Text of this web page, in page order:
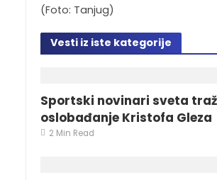
(Foto: Tanjug)
Vesti iz iste kategorije
Sportski novinari sveta
oslobađanje Kristofa Gleza
2 Min Read